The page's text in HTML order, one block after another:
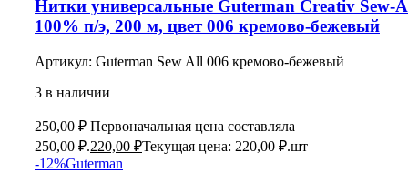
Нитки универсальные Guterman Creativ Sew-
100% п/э, 200 м, цвет 006 кремово-бежевый
Артикул: Guterman Sew All 006 кремово-бежевый
3 в наличии
250,00₽ Первоначальная цена составляла
250,00 ₽.220,00 ₽Текущая цена: 220,00 ₽.шт
-12%Guterman